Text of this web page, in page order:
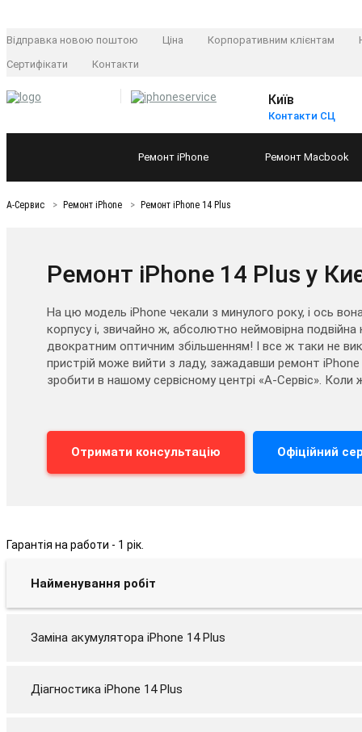
Відправка новою поштою Ціна Корпоративним клієнтам
Сертифікати
Контакти
Київ
Контакти СЦ
Ремонт iPhone Ремонт Macbook
А-Сервис Ремонт iPhone Ремонт iPhone 14 Plus
Ремонт iPhone 14 Plus у
На цю модель iPhone чекали з минулого року, і ось
корпусу і, звичайно ж, абсолютно неймовірна
двократним оптичним збільшенням! І все ж таки не
пристрій може вийти з ладу, зажадавши ремонт
зробити в нашому сервісному центрі «А-Сервіс». Коли
Отримати консультацію Офіційний
Гарантія на работи - 1 рік.
Найменування робіт
Заміна акумулятора iPhone 14 Plus
Діагностика iPhone 14 Plus